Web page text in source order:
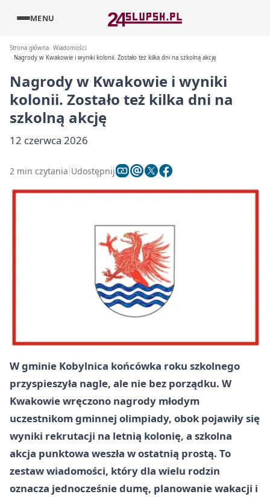
MENU
Strona główna Wiadomości
Nagrody w Kwakowie i wyniki kolonii. Zostało też kilka dni na szkolną akcję
Nagrody w Kwakowie i wyniki
kolonii. Zostało też kilka dni na
szkolną akcję
12 czerwca 2026
2 min czytania Udostępnij
W gminie Kobylnica końcówka roku szkolnego
przyspieszyła nagle, ale nie bez porządku. W
Kwakowie wręczono nagrody młodym
uczestnikom gminnej olimpiady, obok pojawiły się
wyniki rekrutacji na letnią kolonię, a szkolna
akcja punktowa weszła w ostatnią prostą. To
zestaw wiadomości, który dla wielu rodzin
oznacza jednocześnie dumę, planowanie wakacji i